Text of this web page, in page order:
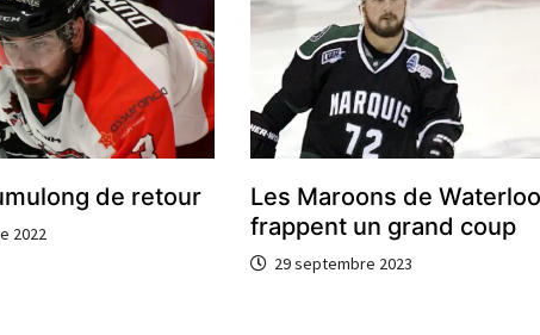
de retour
2022
Les Maroons de
frappent un grand coup
29 septembre 2023